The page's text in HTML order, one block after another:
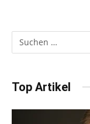
Top Artikel